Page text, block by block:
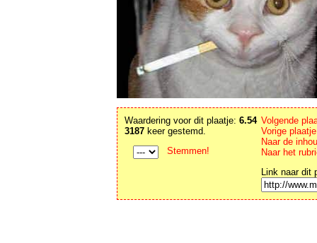
Waardering voor dit plaatje: 6.54
3187 keer gestemd.
Stemmen!
Volgende
Vorige
Naar de
Naar het
Link naar dit